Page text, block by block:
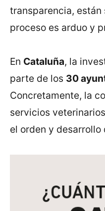
transparencia, están
proceso es arduo y
En Cataluña, la
parte de los 30
Concretamente, la
servicios
el orden y